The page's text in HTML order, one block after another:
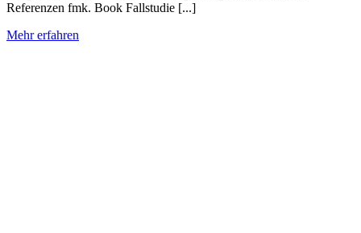
Referenzen fmk. Book Fallstudie [...]
Mehr erfahren